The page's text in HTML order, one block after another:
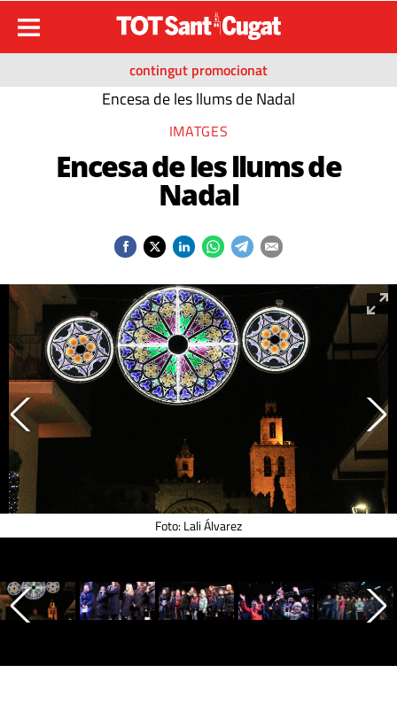
contingut promocionat
Encesa de les llums de Nadal
IMATGES
Encesa de les llums de
Nadal
Foto: Lali Álvarez